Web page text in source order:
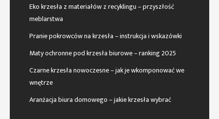
Eko krzesła z materiałów z recyklingu – przyszłość
meblarstwa
Pranie pokrowców na krzesła – instrukcja i wskazówki
Maty ochronne pod krzesła biurowe – ranking 2025
Czarne krzesła nowoczesne – jak je wkomponować we
wnętrze
Aranżacja biura domowego – jakie krzesła wybrać